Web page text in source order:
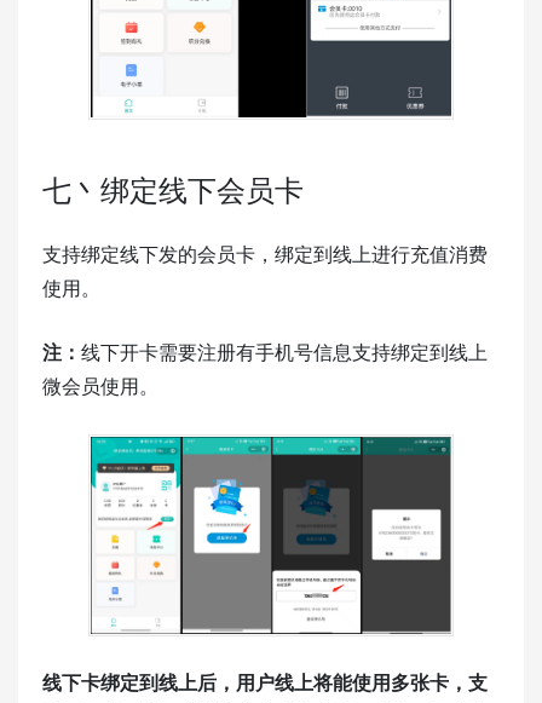
七丶绑定线下会员卡
支持绑定线下发的会员卡，绑定到线上进行充值消费
使用。
注： 线下开卡需要注册有手机号信息支持绑定到线上
微会员使用。
线下卡绑定到线上后，用户线上将能使用多张卡，支